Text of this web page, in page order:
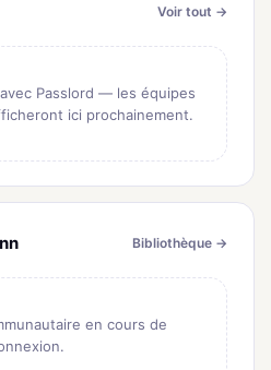
Voir tout →
Passlord — les équipes
ici prochainement.
Bibliothèque →
en cours de